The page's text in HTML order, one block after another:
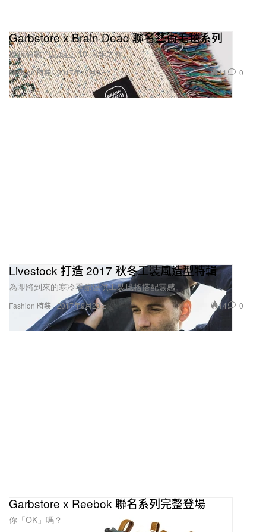
Fashion 時裝
Garbstore x Brain Dead 聯名藝術毛毯系列
慶祝倫敦門店成立 10 周年之作。
2017年12月9日 11 0
Fashion 時裝
Livestock 打造 2017 秋冬工裝風造型特輯
為即將到來的寒冷季節提供工裝風格搭配靈感。
2017年9月20日 14 0
Garbstore x Reebok 聯名系列完整登場
你「OK」嗎？